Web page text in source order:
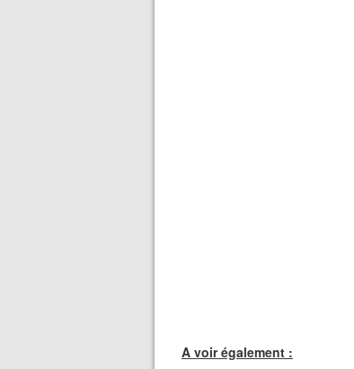
A voir également :